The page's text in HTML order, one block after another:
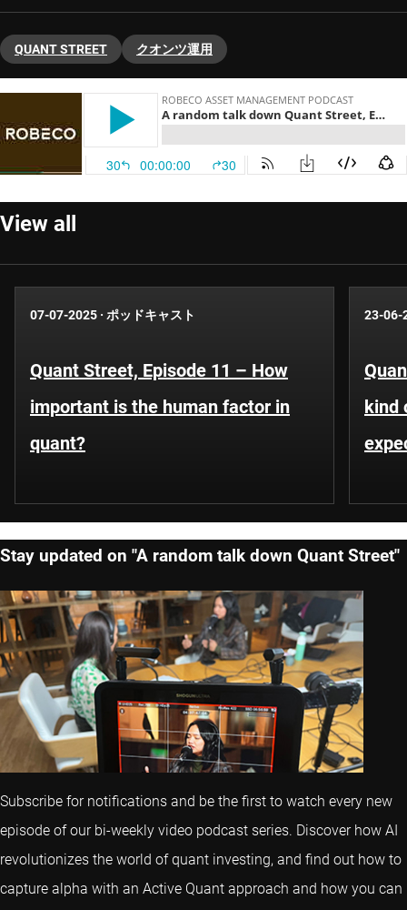
QUANT STREET クオンツ運用
View all
07-07-2025 · ポッドキャスト
Quant Street, Episode 11 – How
important is the human factor in
quant?
23-06-
kind
Stay updated on "A random talk down Quant Street"
Subscribe for notifications and be the first to watch every new
episode of our bi-weekly video podcast series. Discover how AI
revolutionizes the world of quant investing, and find out how to
capture alpha with an Active Quant approach and how you can